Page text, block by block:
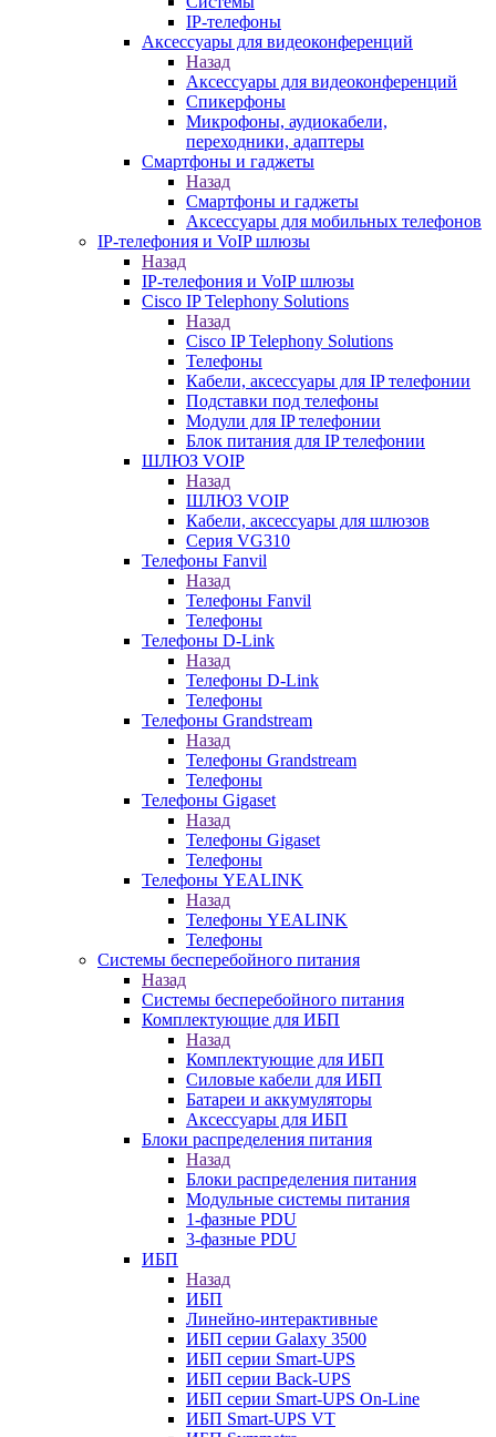
IP-телефоны
Аксессуары для видеоконференций
Назад
Аксессуары для видеоконференций
Спикерфоны
Микрофоны, аудиокабели,
переходники, адаптеры
Смартфоны и гаджеты
Назад
Смартфоны и гаджеты
Аксессуары для мобильных телефонов
IP-телефония и VoIP шлюзы
Назад
IP-телефония и VoIP шлюзы
Cisco IP Telephony Solutions
Назад
Cisco IP Telephony Solutions
Телефоны
Кабели, аксессуары для IP телефонии
Подставки под телефоны
Модули для IP телефонии
Блок питания для IP телефонии
ШЛЮЗ VOIP
Назад
ШЛЮЗ VOIP
Кабели, аксессуары для шлюзов
Серия VG310
Телефоны Fanvil
Назад
Телефоны Fanvil
Телефоны
Телефоны D-Link
Назад
Телефоны D-Link
Телефоны
Телефоны Grandstream
Назад
Телефоны Grandstream
Телефоны
Телефоны Gigaset
Назад
Телефоны Gigaset
Телефоны
Телефоны YEALINK
Назад
Телефоны YEALINK
Телефоны
Системы бесперебойного питания
Назад
Системы бесперебойного питания
Комплектующие для ИБП
Назад
Комплектующие для ИБП
Силовые кабели для ИБП
Батареи и аккумуляторы
Аксессуары для ИБП
Блоки распределения питания
Назад
Блоки распределения питания
Модульные системы питания
1-фазные PDU
3-фазные PDU
ИБП
Назад
ИБП
Линейно-интерактивные
ИБП серии Galaxy 3500
ИБП серии Smart-UPS
ИБП серии Back-UPS
ИБП серии Smart-UPS On-Line
ИБП Smart-UPS VT